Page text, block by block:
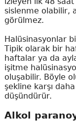
sislenme olabilir,
görülmez.
Halüsinasyonlar
Tipik olarak bir
haftalar ya da
işitme
oluşabilir. Böyle
şekline karşı
düşündürür.
Alkol